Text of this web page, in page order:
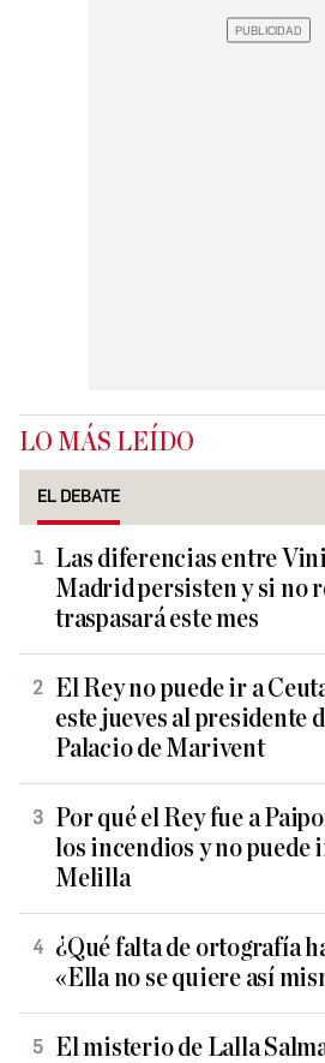
LO MÁS LEÍDO
EL DEBATE
Las diferencias entre
Madrid persisten y si no
traspasará este mes
El Rey no puede ir a
este jueves al presidente
Palacio de Marivent
Por qué el Rey fue a
los incendios y no puede
Melilla
¿Qué falta de ortografía
«Ella no se quiere así
El misterio de Lalla